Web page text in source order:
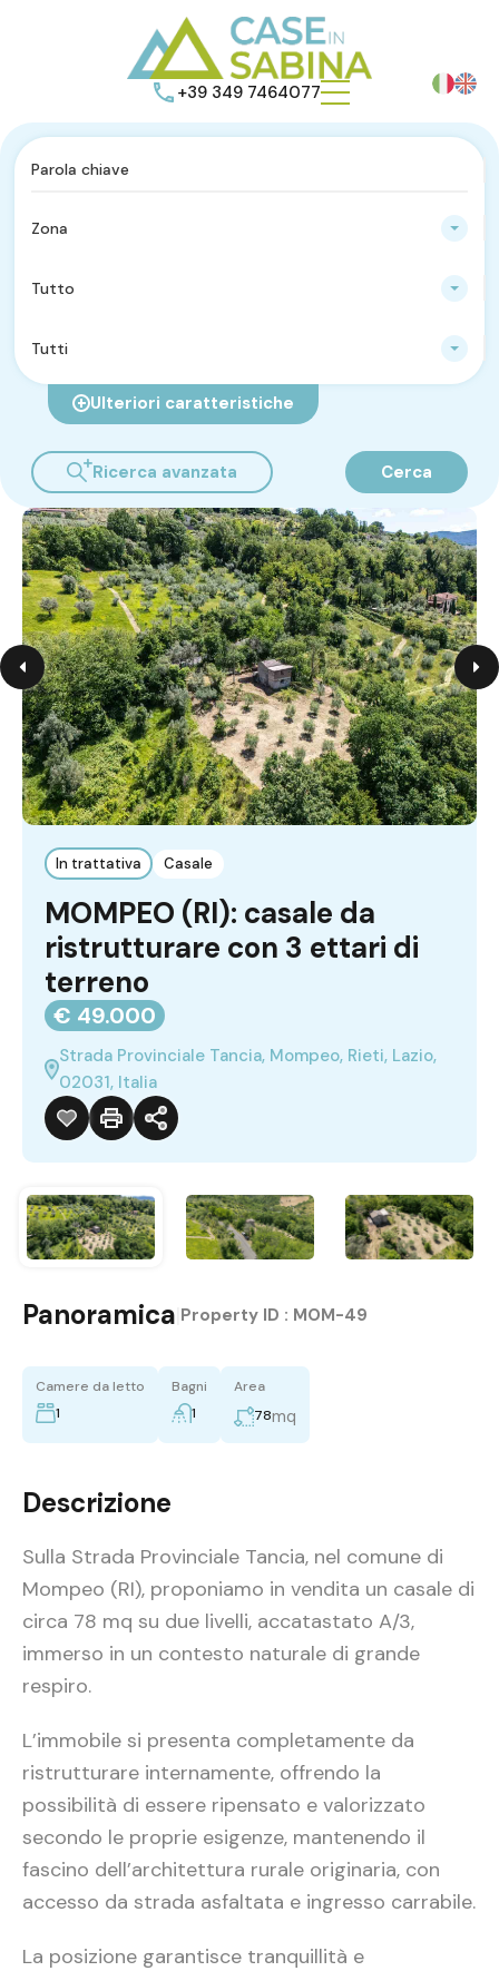
+39 349 7464077
Zona
Tutto
Tutti
Ulteriori caratteristiche
Ricerca avanzata Cerca
In trattativa Casale
MOMPEO (RI): casale da
ristrutturare con 3 ettari di
terreno
€ 49.000
Strada Provinciale Tancia, Mompeo, Rieti, Lazio,
02031, Italia
Panoramica Property ID : MOM-49
Camere da letto
1
Bagni
1
Area
78mq
Descrizione
Sulla Strada Provinciale Tancia, nel comune di
Mompeo (RI), proponiamo in vendita un casale di
circa 78 mq su due livelli, accatastato A/3,
immerso in un contesto naturale di grande
respiro.
L’immobile si presenta completamente da
ristrutturare internamente, offrendo la
possibilità di essere ripensato e valorizzato
secondo le proprie esigenze, mantenendo il
fascino dell’architettura rurale originaria, con
accesso da strada asfaltata e ingresso carrabile.
La posizione garantisce tranquillità e